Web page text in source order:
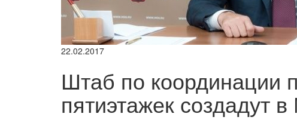
22.02.2017
Штаб по координации
пятиэтажек создадут